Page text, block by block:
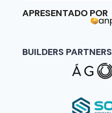
APRESENTADO POR
BUILDERS PARTNERS